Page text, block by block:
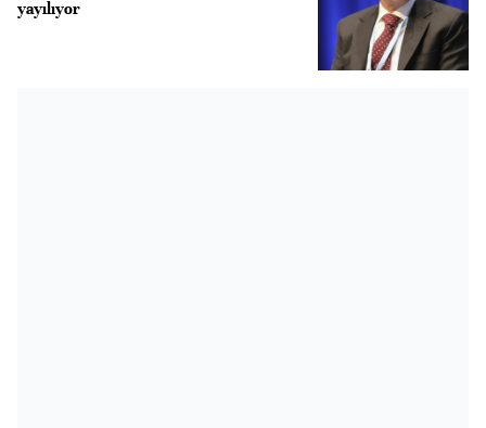
yayılıyor